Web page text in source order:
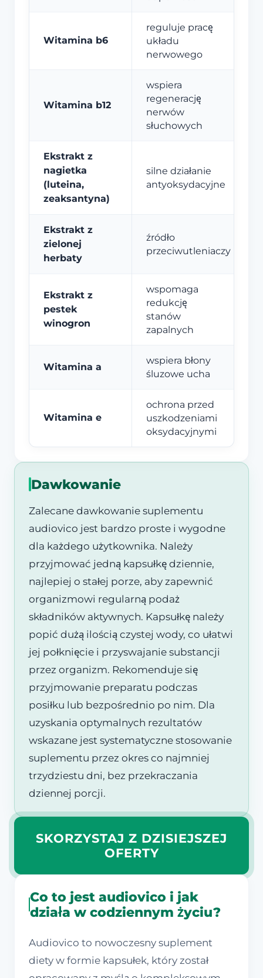
Witamina b6
reguluje pracę
układu
nerwowego
Witamina b12
wspiera
regenerację
nerwów
słuchowych
Ekstrakt z
nagietka
(luteina,
zeaksantyna)
silne działanie
antyoksydacyjne
Ekstrakt z
zielonej
herbaty
źródło
przeciwutleniaczy
Ekstrakt z
pestek
winogron
wspomaga
redukcję
stanów
zapalnych
Witamina a
wspiera błony
śluzowe ucha
Witamina e
ochrona przed
uszkodzeniami
oksydacyjnymi
Dawkowanie
Zalecane dawkowanie suplementu
audiovico jest bardzo proste i wygodne
dla każdego użytkownika. Należy
przyjmować jedną kapsułkę dziennie,
najlepiej o stałej porze, aby zapewnić
organizmowi regularną podaż
składników aktywnych. Kapsułkę należy
popić dużą ilością czystej wody, co ułatwi
jej połknięcie i przyswajanie substancji
przez organizm. Rekomenduje się
przyjmowanie preparatu podczas
posiłku lub bezpośrednio po nim. Dla
uzyskania optymalnych rezultatów
wskazane jest systematyczne stosowanie
suplementu przez okres co najmniej
trzydziestu dni, bez przekraczania
dziennej porcji.
SKORZYSTAJ Z DZISIEJSZEJ
OFERTY
Co to jest audiovico i jak
działa w codziennym życiu?
Audiovico to nowoczesny suplement
diety w formie kapsułek, który został